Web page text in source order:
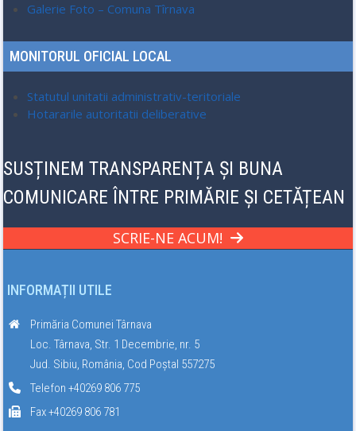
Galerie Foto – Comuna Tîrnava
MONITORUL OFICIAL LOCAL
Statutul unitatii administrativ-teritoriale
Hotararile autoritatii deliberative
SUSȚINEM TRANSPARENȚA ȘI BUNA
COMUNICARE ÎNTRE PRIMĂRIE ȘI CETĂȚEAN
SCRIE-NE ACUM!
INFORMAȚII UTILE
Primăria Comunei Târnava
Loc. Târnava, Str. 1 Decembrie, nr. 5
Jud. Sibiu, România, Cod Poștal 557275
Telefon +40269 806 775
Fax +40269 806 781